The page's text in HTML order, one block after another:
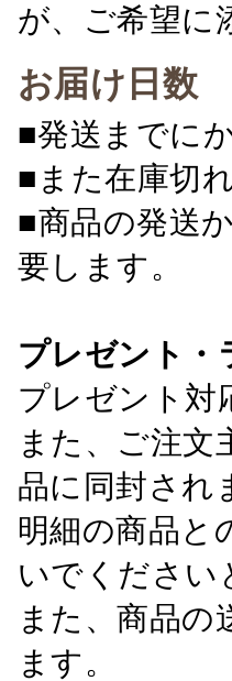
が、ご希望に
お届け日数
■発送までに
■また在庫切
■商品の発送
要します。
プレゼント・
プレゼント対
また、ご注文
品に同封され
明細の商品と
いでください
また、商品
ます。